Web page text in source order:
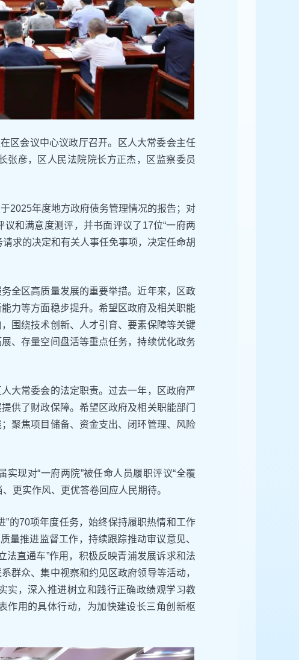
区会议中心议政厅召开。区人大常委会主任
张彦，区人民法院院长方正杰，区监察委员
2025年度地方政府债务管理情况的报告；对
和满意度测评，并书面评议了17位“一府两
求的决定和有关人事任免事项，决定任命胡
全区高质量发展的重要举措。近年来，区政
力等方面稳步提升。希望区政府及相关职能
围绕技术创新、人才引育、要素保障等关键
、存量空间盘活等重点任务，持续优化政务
大常委会的法定职责。过去一年，区政府严
供了财政保障。希望区政府及相关职能部门
聚焦项目储备、资金支出、闭环管理、风险
现对“一府两院”被任命人员履职评议“全覆
更实作风、更优答卷回应人民期待。
的70项年度任务，始终保持履职热情和工作
量推进监督工作，持续跟踪推动审议意见、
直通车”作用，积极反映青浦发展诉求和法
群众、集中视察和约见区政府领导等活动，
实，深入推进树立和践行正确政绩观学习教
作用的具体行动，为加快建设长三角创新枢